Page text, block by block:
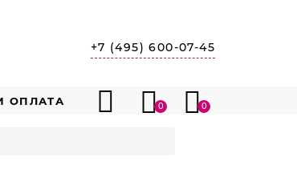
+7 (495) 600-07-45
ОПЛАТА 0 0